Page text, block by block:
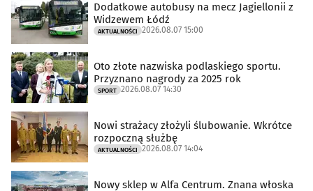
Dodatkowe autobusy na mecz Jagiellonii z
Widzewem Łódź
AKTUALNOŚCI 2026.08.07 15:00
Oto złote nazwiska podlaskiego sportu.
Przyznano nagrody za 2025 rok
SPORT 2026.08.07 14:30
Nowi strażacy złożyli ślubowanie. Wkrótce
rozpoczną służbę
AKTUALNOŚCI 2026.08.07 14:04
Nowy sklep w Alfa Centrum. Znana włoska